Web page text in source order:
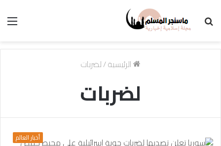
الرئيسية/لضربات
لضربات
أخبار العالم